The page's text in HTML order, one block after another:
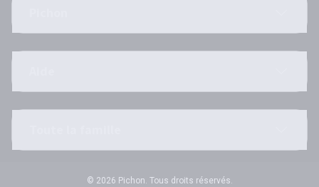
© 2026 Pichon. Tous droits réservés.